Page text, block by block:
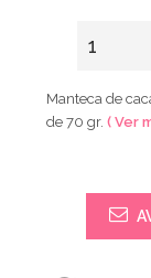
Manteca de
de 70 gr.( Ver